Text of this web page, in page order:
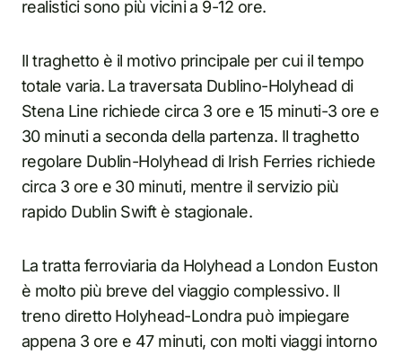
realistici sono più vicini a 9-12 ore.
Il traghetto è il motivo principale per cui il tempo
totale varia. La traversata Dublino-Holyhead di
Stena Line richiede circa 3 ore e 15 minuti-3 ore e
30 minuti a seconda della partenza. Il traghetto
regolare Dublin-Holyhead di Irish Ferries richiede
circa 3 ore e 30 minuti, mentre il servizio più
rapido Dublin Swift è stagionale.
La tratta ferroviaria da Holyhead a London Euston
è molto più breve del viaggio complessivo. Il
treno diretto Holyhead-Londra può impiegare
appena 3 ore e 47 minuti, con molti viaggi intorno